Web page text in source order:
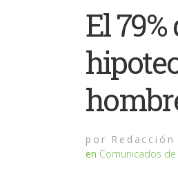
El
por Redacción
en Comunicados de